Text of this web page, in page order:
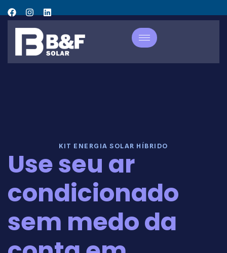
KIT ENERGIA SOLAR HÍBRIDO
Use seu ar
condicionado
sem medo da